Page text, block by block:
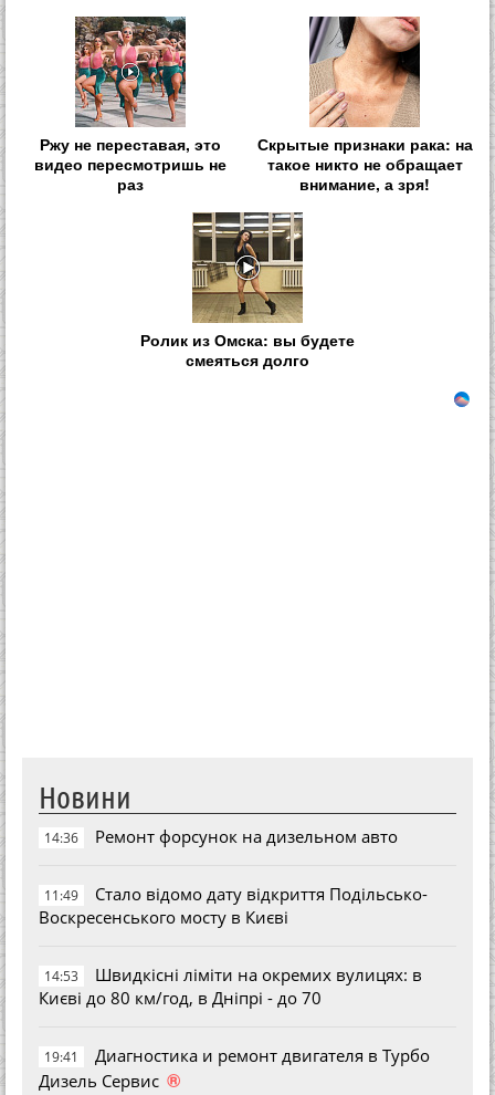
Ржу не переставая, это
видео пересмотришь не
раз
Скрытые признаки рака: на
такое никто не обращает
внимание, а зря!
Ролик из Омска: вы будете
смеяться долго
Новини
14:36 Ремонт форсунок на дизельном авто
11:49
Стало відомо дату відкриття Подільсько-
Воскресенського мосту в Києві
14:53
Швидкісні ліміти на окремих вулицях: в
Києві до 80 км/год, в Дніпрі - до 70
19:41
Диагностика и ремонт двигателя в Турбо
Дизель Сервис ®